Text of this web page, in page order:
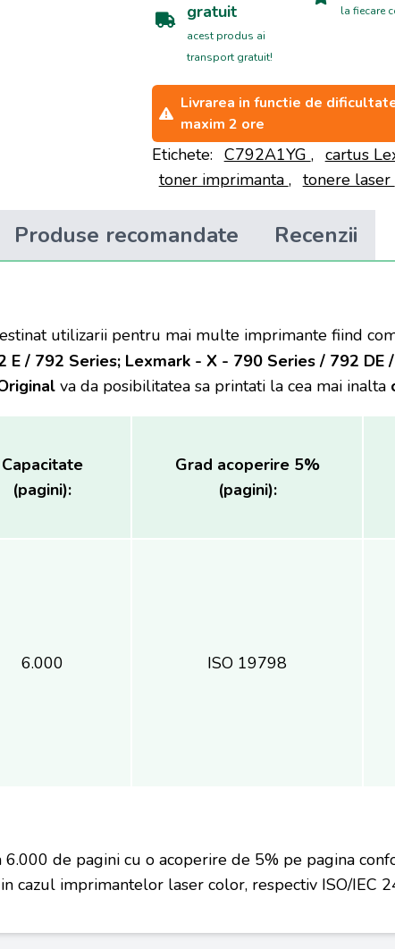
gratuit
acest produs ai
transport gratuit!
la fiecare
Livrarea in functie de
maxim 2 ore
Etichete: C792A1YG , cartus
toner imprimanta , tonere laser
Produse recomandate Recenzii
utilizarii pentru mai multe imprimante fiind
/ 792 Series; Lexmark - X - 790 Series / 792 DE
va da posibilitatea sa printati la cea mai inalta
Capacitate
(pagini):
Grad acoperire 5%
(pagini):
6.000 ISO 19798
de pagini cu o acoperire de 5% pe pagina
cazul imprimantelor laser color, respectiv ISO/IEC